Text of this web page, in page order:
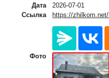
Дата
2026-07-01
Ссылка
https://
Фото